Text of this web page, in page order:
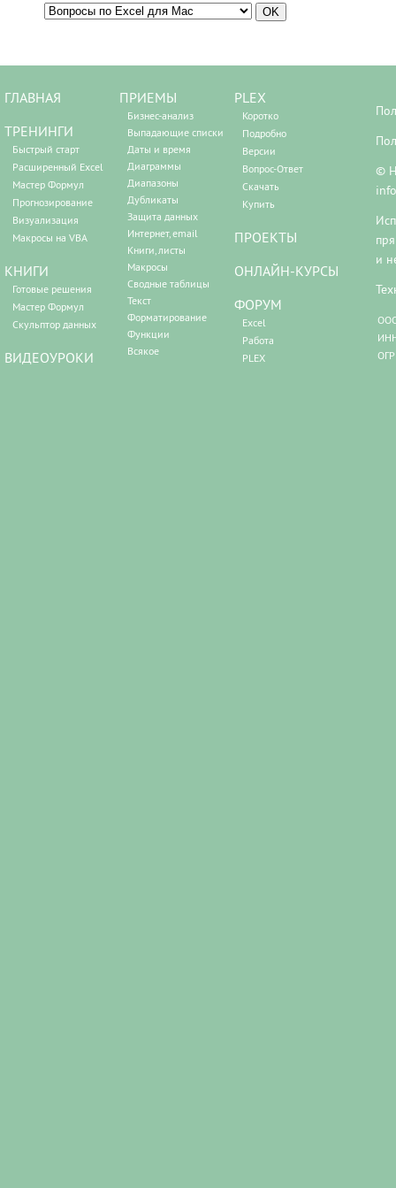
ГЛАВНАЯ
ТРЕНИНГИ
Быстрый старт
Расширенный Excel
Мастер Формул
Прогнозирование
Визуализация
Макросы на VBA
КНИГИ
Готовые решения
Мастер Формул
Скульптор данных
ВИДЕОУРОКИ
ПРИЕМЫ
Бизнес-анализ
Выпадающие списки
Даты и время
Диаграммы
Диапазоны
Дубликаты
Защита данных
Интернет, email
Книги, листы
Макросы
Сводные таблицы
Текст
Форматирование
Функции
Всякое
PLEX
Коротко
Подробно
Версии
Вопрос-Ответ
Скачать
Купить
ПРОЕКТЫ
ОНЛАЙН-КУРСЫ
ФОРУМ
Excel
Работа
PLEX
©
и